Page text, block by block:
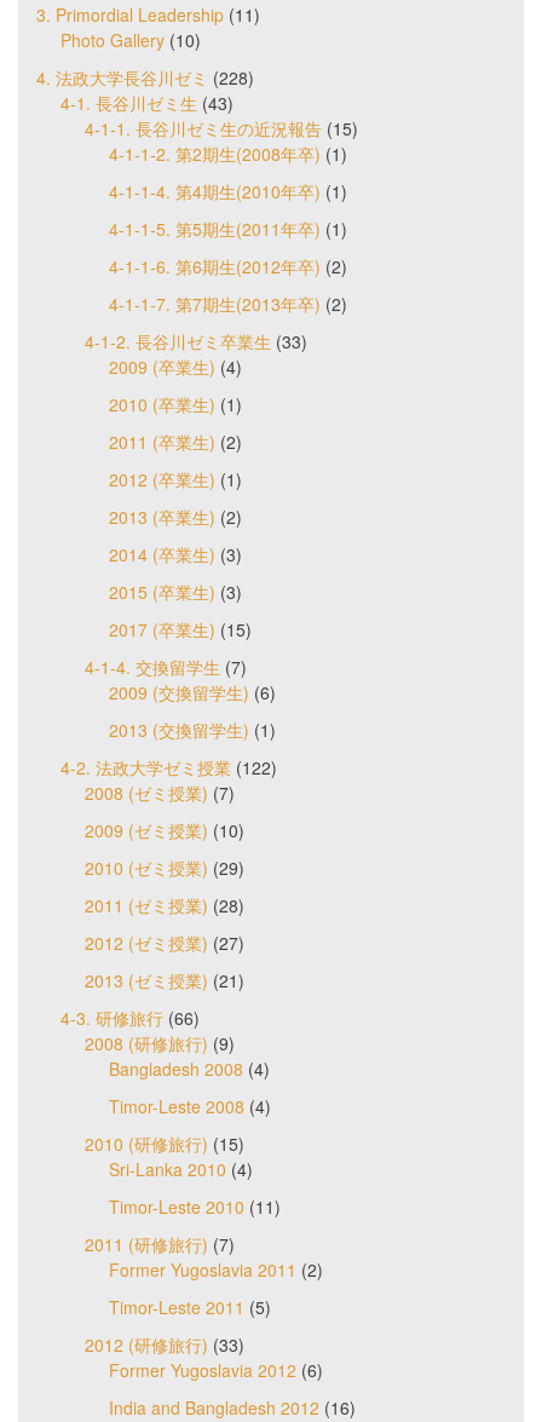
3. Primordial Leadership (11)
Photo Gallery (10)
4. 法政大学長谷川ゼミ (228)
4-1. 長谷川ゼミ生 (43)
4-1-1. 長谷川ゼミ生の近況報告 (15)
4-1-1-2. 第2期生(2008年卒) (1)
4-1-1-4. 第4期生(2010年卒) (1)
4-1-1-5. 第5期生(2011年卒) (1)
4-1-1-6. 第6期生(2012年卒) (2)
4-1-1-7. 第7期生(2013年卒) (2)
4-1-2. 長谷川ゼミ卒業生 (33)
2009 (卒業生) (4)
2010 (卒業生) (1)
2011 (卒業生) (2)
2012 (卒業生) (1)
2013 (卒業生) (2)
2014 (卒業生) (3)
2015 (卒業生) (3)
2017 (卒業生) (15)
4-1-4. 交換留学生 (7)
2009 (交換留学生) (6)
2013 (交換留学生) (1)
4-2. 法政大学ゼミ授業 (122)
2008 (ゼミ授業) (7)
2009 (ゼミ授業) (10)
2010 (ゼミ授業) (29)
2011 (ゼミ授業) (28)
2012 (ゼミ授業) (27)
2013 (ゼミ授業) (21)
4-3. 研修旅行 (66)
2008 (研修旅行) (9)
Bangladesh 2008 (4)
Timor-Leste 2008 (4)
2010 (研修旅行) (15)
Sri-Lanka 2010 (4)
Timor-Leste 2010 (11)
2011 (研修旅行) (7)
Former Yugoslavia 2011 (2)
Timor-Leste 2011 (5)
2012 (研修旅行) (33)
Former Yugoslavia 2012 (6)
India and Bangladesh 2012 (16)